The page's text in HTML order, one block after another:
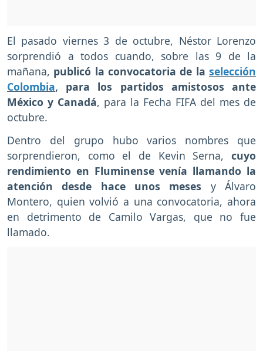
El pasado viernes 3 de octubre, Néstor Lorenzo
sorprendió a todos cuando, sobre las 9 de la
mañana, publicó la convocatoria de laselección
Colombia, para los partidos amistosos ante
México y Canadá, para la Fecha FIFA del mes de
octubre.
Dentro del grupo hubo varios nombres que
sorprendieron, como el de Kevin Serna, cuyo
rendimiento en Fluminense venía llamando la
atención desde hace unos meses y Álvaro
Montero, quien volvió a una convocatoria, ahora
en detrimento de Camilo Vargas, que no fue
llamado.